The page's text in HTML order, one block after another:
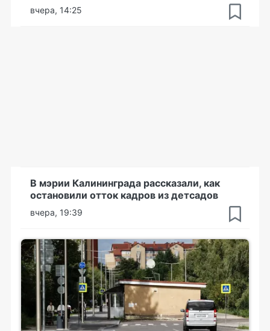
вчера, 14:25
В мэрии Калининграда рассказали, как
остановили отток кадров из детсадов
вчера, 19:39